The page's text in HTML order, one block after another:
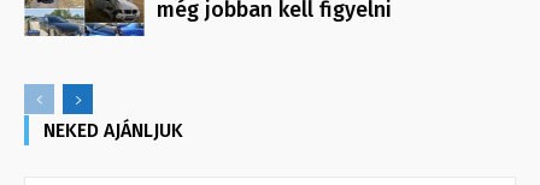
még jobban kell figyelni
NEKED AJÁNLJUK